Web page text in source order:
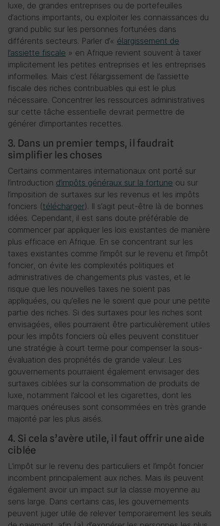
luxe, de grandes entreprises ou de portefeuilles
d’actions importants, ou exploiter les connaissances du
grand public sur les personnes fortunées dans
différents secteurs. Parler d’« élargissement de
l’assiette fiscale » en Afrique revient souvent à taxer
implicitement les petites entreprises et les entreprises
informelles. Mais c’est l’élargissement de l’assiette
fiscale des riches contribuables qui est le plus
nécessaire. Concentrer les ressources administratives
sur cette tâche essentielle devrait permettre de
générer d’importantes recettes.
3. Dans un premier temps, il faudrait
simplifier les choses
Certains commentaires internationaux ont porté sur
l’introduction d’impôts généraux sur la fortune ou sur
l’imposition de surtaxes sur les revenus et les impôts
fonciers (télécharger). Il s’agit peut-être là de bonnes
idées. Cependant, il est sans doute préférable de
commencer par appliquer les lois existantes de manière
plus efficace en Afrique. En se concentrant sur les
taxes existantes comme l’impôt sur le revenu et l’impôt
foncier, on évite les complexités politiques et
administratives de changements plus vastes, et le
risque que les nouvelles taxes ne soient pas
appliquées, ou qu’elles ne le soient que pour une petite
partie des riches. Si des surtaxes pour les riches sont
envisagées, elles pourraient être particulièrement utiles
pour les impôts fonciers où elles peuvent constituer
une stratégie à court terme pour compenser la sous-
évaluation des propriétés de grande valeur. Les
gouvernements pourraient également envisager des
surtaxes ciblées sur la consommation de produits de
luxe, notamment l’alcool et les cigarettes, dont les
marques onéreuses sont consommées en très grande
majorité par les plus aisés.
4. Si cela s’avère utile, il faut offrir une aide
ciblée
L’impôt sur le revenu des particuliers et l’impôt foncier
incombent principalement aux riches. Mais ils peuvent
également avoir un impact sur la classe moyenne au
sens large. Dans certains cas, les gouvernements
peuvent juger utile de relever temporairement les seuils